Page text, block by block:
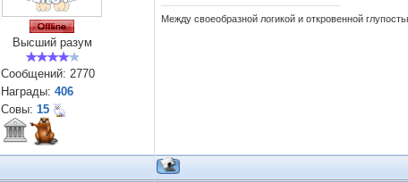
Высший разум
Сообщений: 2770
Награды: 406
Совы: 15
Между своеобразной логикой и откровенной